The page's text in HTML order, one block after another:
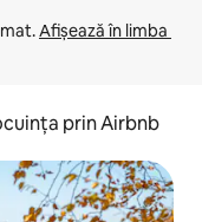
Afișează în limba
prin Airbnb